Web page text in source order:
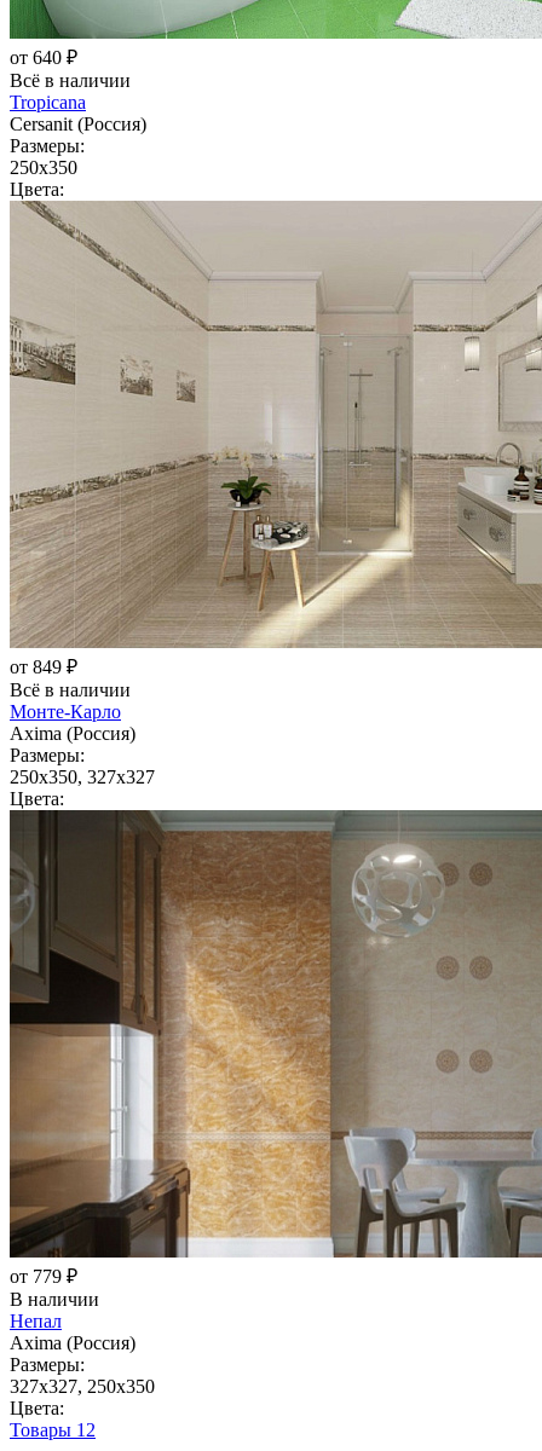
от 640 ₽
Всё в наличии
Tropicana
Cersanit (Россия)
Размеры:
250x350
Цвета:
от 849 ₽
Всё в наличии
Монте-Карло
Axima (Россия)
Размеры:
250x350, 327x327
Цвета:
от 779 ₽
В наличии
Непал
Axima (Россия)
Размеры:
327x327, 250x350
Цвета:
Товары 12